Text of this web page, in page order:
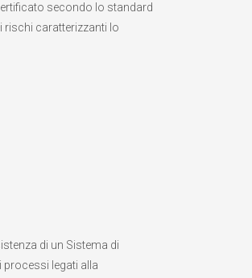
secondo lo standard
rischi caratterizzanti lo
di un Sistema di
processi legati alla